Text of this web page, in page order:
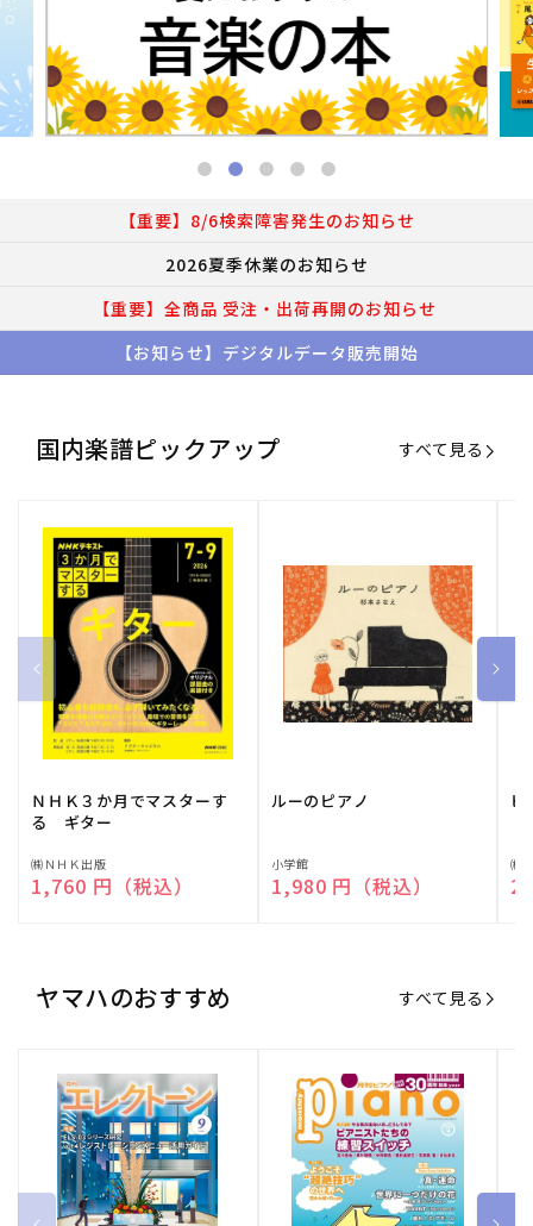
【重要】8/6検索障害発生のお知らせ
2026夏季休業のお知らせ
【重要】全商品 受注・出荷再開のお知らせ
【お知らせ】デジタルデータ販売開始
国内楽譜ピックアップ すべて見る
ＮＨＫ３か月でマスターす
る ギター
販
売
㈱ＮＨＫ出版
通常価格
1,760 円（税込）
ルーのピアノ
販
売
小学館
通常価格
1,980 円（税込）
ピ
販
売
㈱
ヤマハのおすすめ すべて見る